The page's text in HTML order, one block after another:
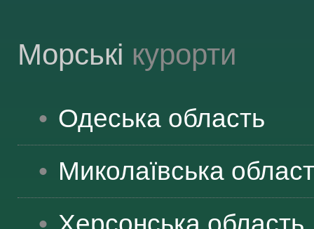
Морські курорти
Одеська область
Миколаївська